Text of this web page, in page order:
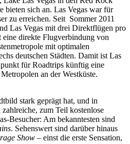
bieten sich an. Las Vegas war für
zu erreichen. Seit Sommer 2011
Las Vegas mit drei Direktflügen pro
direkte Flugverbindung von
mit optimalen
deutschen Städten. Damit ist Las
für Roadtrips künftig eine
an der Westküste.
stark geprägt hat, und in
zum Teil kostenlose
Besucher: Am bekanntesten sind
. Sehenswert sind darüber hinaus
Show – einst die erste Sensation,